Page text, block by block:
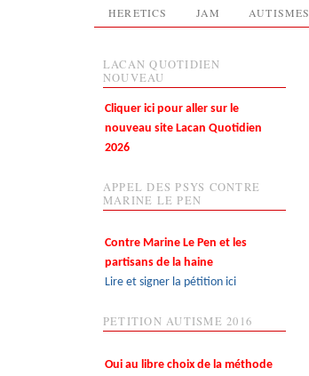
HERETICS JAM AUTISMES
LACAN QUOTIDIEN
NOUVEAU
Cliquer ici pour aller sur le
nouveau site Lacan Quotidien
2026
APPEL DES PSYS CONTRE
MARINE LE PEN
Contre Marine Le Pen et les
partisans de la haine
Lire et signer la pétition ici
PETITION AUTISME 2016
Oui au libre choix de la méthode